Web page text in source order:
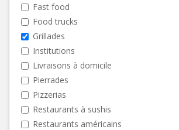
Fast food
Food trucks
Grillades
Institutions
Livraisons à domicile
Pierrades
Pizzerias
Restaurants à sushis
Restaurants américains